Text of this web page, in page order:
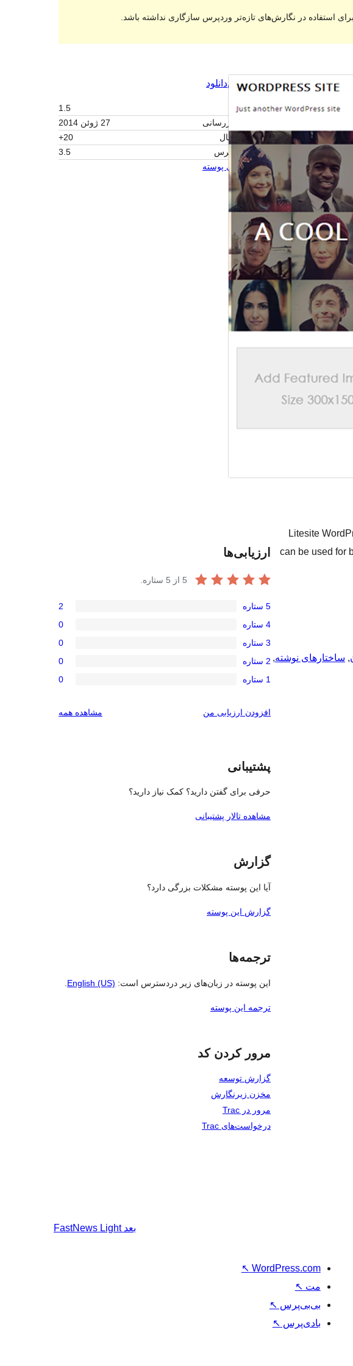
استفاده در نگارش‌های تازه‌تر وردپرس سازگاری نداشته باشد.
پیش‌نمایشدانلود
نگارش
1.5
آخرین به‌روزرسانی
27 ژوئن 2014
نصب‌های فعال
20+
نگارش وردپرس
3.5
صفحه اصلی پوسته
Litesite
can be used for
, ساختارهای نوشته,
ارزیابی‌ها
5 از 5 ستاره.
امتیاز
2
5-
ستاره
5 ستاره 2
امتیاز
0
4-
ستاره
4 ستاره 0
امتیاز
0
3 ستاره 0
امتیاز
0
ستاره
2 ستاره 0
امتیاز
1-
1 ستاره 0
افزودن ارزیابی من مشاهده همه
پشتیبانی
حرفی برای گفتن دارید؟ کمک نیاز دارید؟
مشاهده تالار پشتیبانی
گزارش
آیا این پوسته مشکلات بزرگی دارد؟
گزارش این پوسته
ترجمه‌ها
این پوسته در زبان‌های زیر دردسترس است: English (US)
ترجمه این پوسته
مرور کردن کد
گزارش توسعه
مخزن زیرنگارش
مرور در Trac
درخواست‌های Trac
بعد FastNews Light
WordPress.com
↖
مت ↖
بی‌بی‌پرس ↖
بادی‌پرس ↖